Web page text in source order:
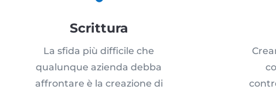
Scrittura
La sfida più difficile che
qualunque azienda debba
affrontare è la creazione di